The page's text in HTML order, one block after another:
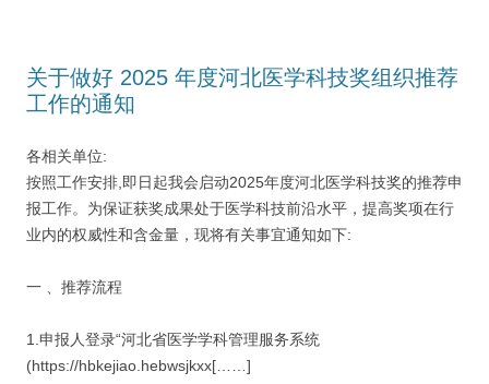
关于做好 2025 年度河北医学科技奖组织推荐
工作的通知
各相关单位:
按照工作安排,即日起我会启动2025年度河北医学科技奖的推荐申
报工作。为保证获奖成果处于医学科技前沿水平，提高奖项在行
业内的权威性和含金量，现将有关事宜通知如下:
一 、推荐流程
1.申报人登录“河北省医学学科管理服务系统
(https://hbkejiao.hebwsjkxx[……]